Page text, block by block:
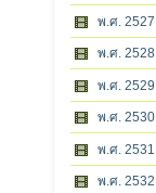
พ.ศ. 2527
พ.ศ. 2528
พ.ศ. 2529
พ.ศ. 2530
พ.ศ. 2531
พ.ศ. 2532